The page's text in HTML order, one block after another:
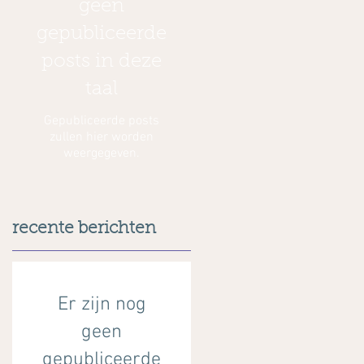
recente berichten
Er zijn nog
geen